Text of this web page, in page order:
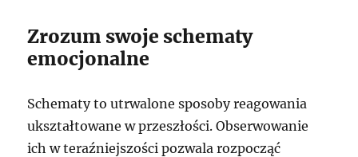
Zrozum swoje schematy
emocjonalne
Schematy to utrwalone sposoby reagowania
ukształtowane w przeszłości. Obserwowanie
ich w teraźniejszości pozwala rozpocząć